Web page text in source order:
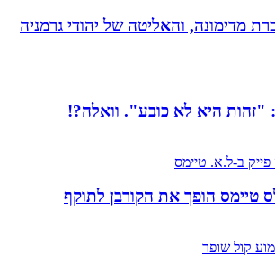
מדימונה, והאליטה של יהודי גרמניה
"זהות היא לא כובע". וואלה?!
טיימס הופך את הקורבן לתוקף